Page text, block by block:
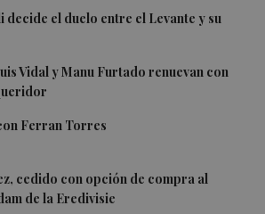
decide el duelo entre el Levante y su
Vidal y Manu Furtado renuevan con
Ferran Torres
cedido con opción de compra al
de la Eredivisie